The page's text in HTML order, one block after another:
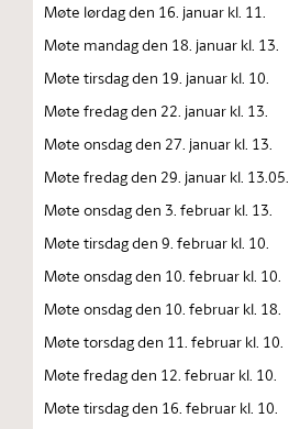
Møte lørdag den 16. januar kl. 11.
Møte mandag den 18. januar kl. 13.
Møte tirsdag den 19. januar kl. 10.
Møte fredag den 22. januar kl. 13.
Møte onsdag den 27. januar kl. 13.
Møte fredag den 29. januar kl. 13.05.
Møte onsdag den 3. februar kl. 13.
Møte tirsdag den 9. februar kl. 10.
Møte onsdag den 10. februar kl. 10.
Møte onsdag den 10. februar kl. 18.
Møte torsdag den 11. februar kl. 10.
Møte fredag den 12. februar kl. 10.
Møte tirsdag den 16. februar kl. 10.